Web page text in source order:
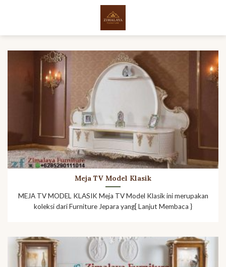
Meja TV Model Klasik
MEJA TV MODEL KLASIK Meja TV Model Klasik ini merupakan
koleksi dari Furniture Jepara yang[ Lanjut Membaca }